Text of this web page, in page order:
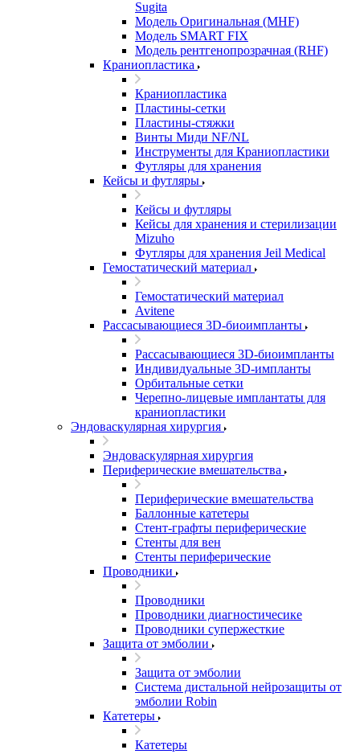
Sugita
Модель Оригинальная (MHF)
Модель SMART FIX
Модель рентгенопрозрачная (RHF)
Краниопластика
Краниопластика
Пластины-сетки
Пластины-стяжки
Винты Миди NF/NL
Инструменты для Краниопластики
Футляры для хранения
Кейсы и футляры
Кейсы и футляры
Кейсы для хранения и стерилизации
Mizuho
Футляры для хранения Jeil Medical
Гемостатический материал
Гемостатический материал
Avitene
Рассасывающиеся 3D-биоимпланты
Рассасывающиеся 3D-биоимпланты
Индивидуальные 3D-импланты
Орбитальные сетки
Черепно-лицевые имплантаты для
краниопластики
Эндоваскулярная хирургия
Эндоваскулярная хирургия
Периферические вмешательства
Периферические вмешательства
Баллонные катетеры
Стент-графты периферические
Стенты для вен
Стенты периферические
Проводники
Проводники
Проводники диагностичесике
Проводники супержесткие
Защита от эмболии
Защита от эмболии
Cистема дистальной нейрозащиты от
эмболии Robin
Катетеры
Катетеры